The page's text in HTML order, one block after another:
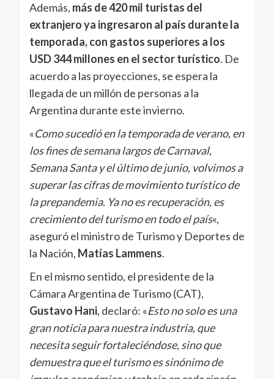
Además, más de 420 mil turistas del
extranjero ya ingresaron al país durante la
temporada, con gastos superiores a los
USD 344 millones en el sector turístico. De
acuerdo a las proyecciones, se espera la
llegada de un millón de personas a la
Argentina durante este invierno.
«Como sucedió en la temporada de verano, en
los fines de semana largos de Carnaval,
Semana Santa y el último de junio, volvimos a
superar las cifras de movimiento turístico de
la prepandemia. Ya no es recuperación, es
crecimiento del turismo en todo el país«,
aseguró el ministro de Turismo y Deportes de
la Nación, Matías Lammens.
En el mismo sentido, el presidente de la
Cámara Argentina de Turismo (CAT),
Gustavo Hani, declaró: «Esto no solo es una
gran noticia para nuestra industria, que
necesita seguir fortaleciéndose, sino que
demuestra que el turismo es sinónimo de